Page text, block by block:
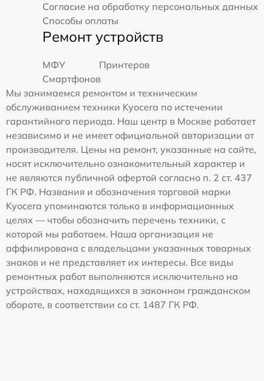
Согласие на обработку персональных данных
Способы оплаты
Ремонт устройств
МФУ
Принтеров
Смартфонов
Мы занимаемся ремонтом и техническим
обслуживанием техники Kyocera по истечении
гарантийного периода. Наш центр в Москве работает
независимо и не имеет официальной авторизации от
производителя. Цены на ремонт, указанные на сайте,
носят исключительно ознакомительный характер и
не являются публичной офертой согласно п. 2 ст. 437
ГК РФ. Названия и обозначения торговой марки
Kyocera упоминаются только в информационных
целях — чтобы обозначить перечень техники, с
которой мы работаем. Наша организация не
аффилирована с владельцами указанных товарных
знаков и не представляет их интересы. Все виды
ремонтных работ выполняются исключительно на
устройствах, находящихся в законном гражданском
обороте, в соответствии со ст. 1487 ГК РФ.